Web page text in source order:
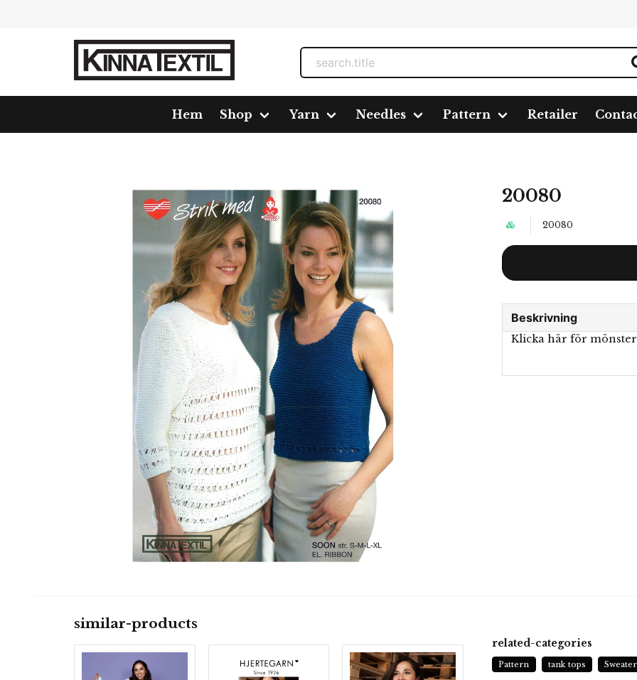
Hem Shop Yarn Needles Pattern Retailer
Pattern 20080
20080
20080
Beskrivning
Klicka här för mönster
similar-products
related-categories
Pattern tank tops